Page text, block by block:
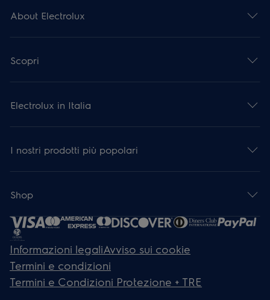
About Electrolux
Scopri
Electrolux in Italia
I nostri prodotti più popolari
Shop
Informazioni legaliAvviso sui cookie
Termini e condizioni
Termini e Condizioni Protezione + TRE